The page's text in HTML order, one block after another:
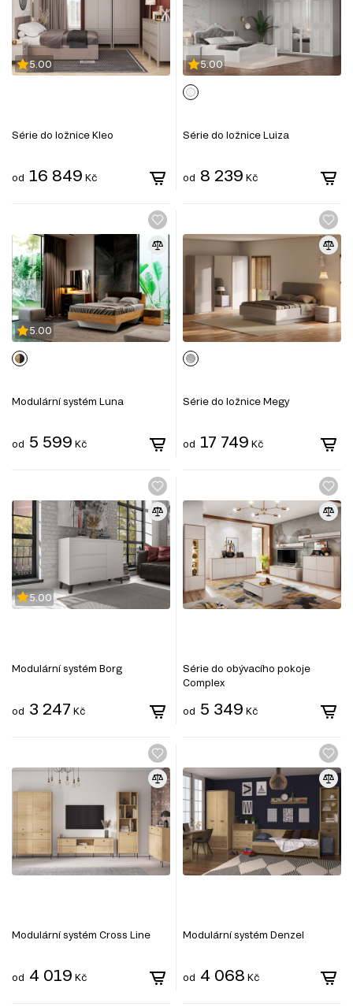
5.00
Série do ložnice Kleo
od 16 849 Kč
5.00
Série do ložnice Luiza
od 8 239 Kč
5.00
Modulární systém Luna
od 5 599 Kč
Série do ložnice Megy
od 17 749 Kč
5.00
Modulární systém Borg
od 3 247 Kč
Série do obývacího pokoje
Complex
od 5 349 Kč
Modulární systém Cross Line
od 4 019 Kč
Modulární systém Denzel
od 4 068 Kč